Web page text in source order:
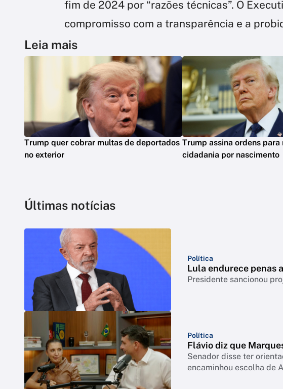
fim de 2024 por “razões técnicas”. O
compromisso com a transparência e a
Leia mais
Trump quer cobrar multas de deportados
no exterior
Trump assina ordens
cidadania por nascimento
Últimas notícias
Política
Lula endurece penas
Presidente sancionou
Política
Flávio diz que
Senador disse ter
encaminhou escolha de